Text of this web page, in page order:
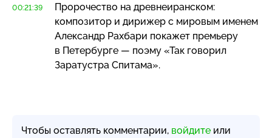
00:21:39
Пророчество на древнеиранском:
композитор и дирижер с мировым именем
Александр Рахбари покажет премьеру
в Петербурге — поэму «Так говорил
Заратустра Спитама».
Чтобы оставлять комментарии, войдите или